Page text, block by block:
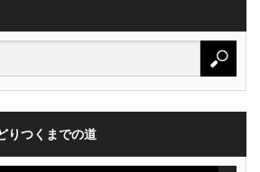
りつくまでの道